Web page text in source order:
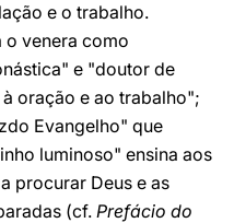
e o trabalho.
o venera como
e "doutor de
oração e ao trabalho";
Evangelho" que
luminoso" ensina aos
procurar Deus e as
(cf.Prefácio do